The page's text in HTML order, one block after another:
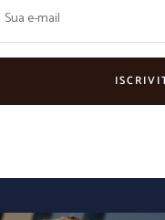
Sua e-mail
La nostra missione è quella di